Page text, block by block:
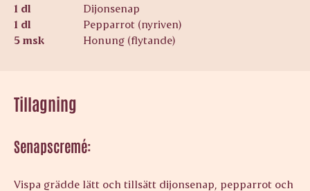
1 dl
Dijonsenap
1 dl
Pepparrot (nyriven)
5 msk
Honung (flytande)
Tillagning
Senapscremé:
Vispa grädde lätt och tillsätt dijonsenap, pepparrot och